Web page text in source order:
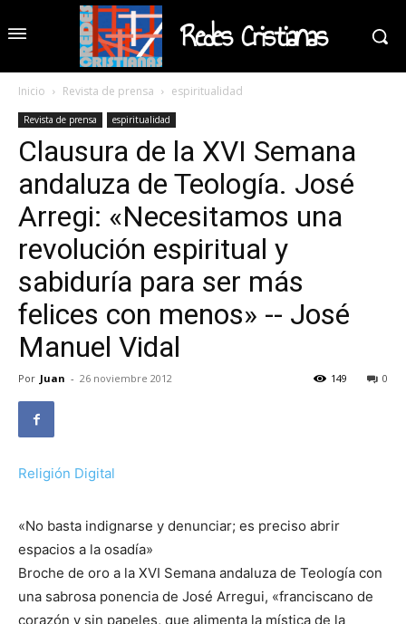
Redes Cristianas
Inicio Revista de prensa espiritualidad
Revista de prensa espiritualidad
Clausura de la XVI Semana
andaluza de Teología. José
Arregi: «Necesitamos una
revolución espiritual y
sabiduría para ser más
felices con menos» -- José
Manuel Vidal
Por Juan - 26 noviembre 2012 0
149
Religión Digital
«No basta indignarse y denunciar; es preciso abrir
espacios a la osadía»
Broche de oro a la XVI Semana andaluza de Teología con
una sabrosa ponencia de José Arregui, «franciscano de
corazón y sin papeles, que alimenta la mística de la